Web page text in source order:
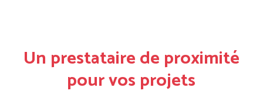
Un prestataire de proximité
pour vos projets